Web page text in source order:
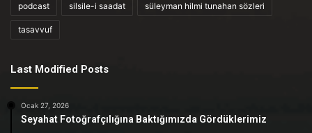
podcast silsile-i saadat süleyman hilmi tunahan sözleri
tasavvuf
Last Modified Posts
Ocak 27, 2026
Seyahat Fotoğrafçılığına Baktığımızda Gördüklerimiz